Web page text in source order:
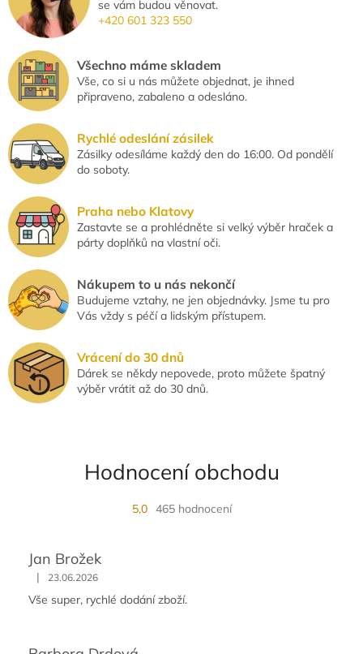
a
c
r
v
k
v
ý
p
u
se vám budou věnovat.
+420 601 323 550
Všechno máme skladem
Vše, co si u nás můžete objednat, je ihned
připraveno, zabaleno a odesláno.
Rychlé odeslání zásilek
Zásilky odesíláme každý den do 16:00. Od pondělí
do soboty.
Praha nebo Klatovy
Zastavte se a prohlédněte si velký výběr hraček a
párty doplňků na vlastní oči.
Nákupem to u nás nekončí
Budujeme vztahy, ne jen objednávky. Jsme tu pro
Vás vždy s péčí a lidským přístupem.
Vrácení do 30 dnů
Dárek se někdy nepovede, proto můžete špatný
výběr vrátit až do 30 dnů.
Hodnocení obchodu
5,0 465 hodnocení
Jan Brožek
| 23.06.2026
Vše super, rychlé dodání zboží.